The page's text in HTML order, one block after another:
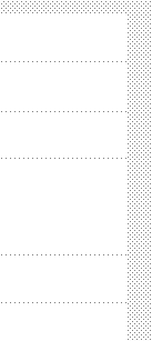
こだわり
センス
をめくり
よがりヒ
るかもし
スが光
MAP付